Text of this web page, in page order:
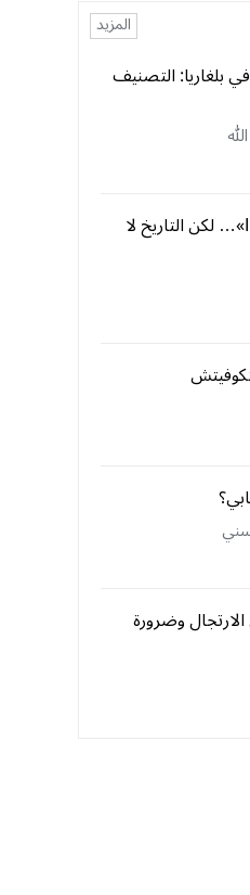
المزيد
بلغاريا: التصنيف
الفرنسية لم تعد «IN»… لكن التاريخ لا
وضرورة